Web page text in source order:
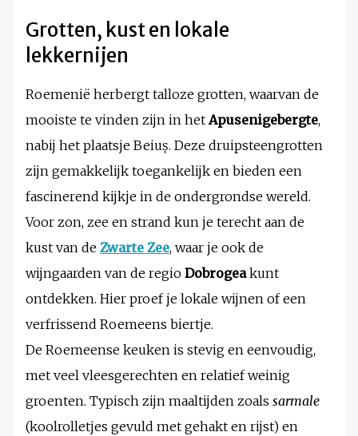
Grotten, kust en lokale
lekkernijen
Roemenië herbergt talloze grotten, waarvan de
mooiste te vinden zijn in hetApusenigebergte,
nabij het plaatsje Beiuș. Deze druipsteengrotten
zijn gemakkelijk toegankelijk en bieden een
fascinerend kijkje in de ondergrondse wereld.
Voor zon, zee en strand kun je terecht aan de
kust van de Zwarte Zee, waar je ook de
wijngaarden van de regio Dobrogeakunt
ontdekken. Hier proef je lokale wijnen of een
verfrissend Roemeens biertje.
De Roemeense keuken is stevig en eenvoudig,
met veel vleesgerechten en relatief weinig
groenten. Typisch zijn maaltijden zoals sarmale
(koolrolletjes gevuld met gehakt en rijst) en